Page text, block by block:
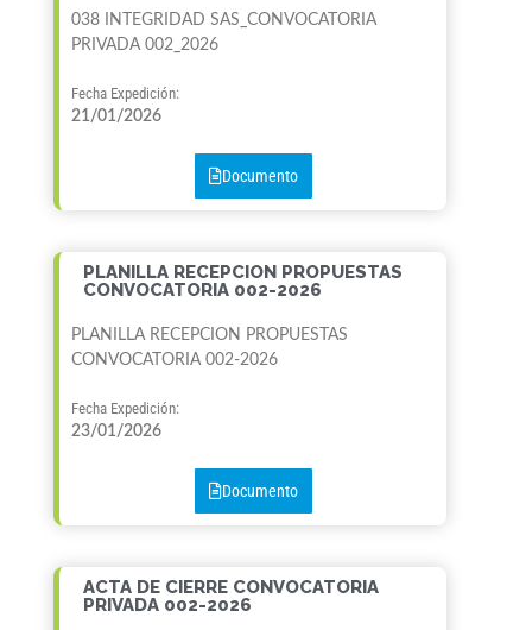
038 INTEGRIDAD SAS_CONVOCATORIA
PRIVADA 002_2026
Fecha Expedición:
21/01/2026
Documento
PLANILLA RECEPCION PROPUESTAS
CONVOCATORIA 002-2026
PLANILLA RECEPCION PROPUESTAS
CONVOCATORIA 002-2026
Fecha Expedición:
23/01/2026
Documento
ACTA DE CIERRE CONVOCATORIA
PRIVADA 002-2026